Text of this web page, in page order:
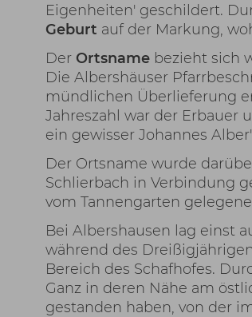
Eigenheiten' geschildert.
Geburt auf der Markung,
Der Ortsname bezieht sich
Die Albershäuser
mündlichen Überlieferung
Jahreszahl war der Erbauer
ein gewisser Johannes
Der Ortsname wurde
Schlierbach in Verbindung
vom Tannengarten
Bei Albershausen lag einst
während des
Bereich des Schafhofes.
Ganz in deren Nähe am
gestanden haben, von der